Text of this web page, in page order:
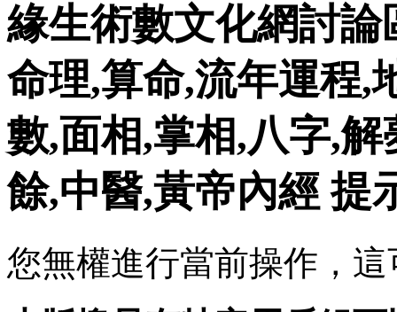
緣生術數文化網討
命理,算命,流年運程,
數,面相,掌相,八字,
餘,中醫,黃帝內經 提
您無權進行當前操作，